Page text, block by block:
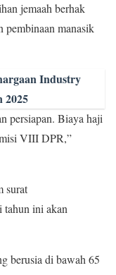
jemaah berhak
pembinaan manasik
Industry
2025
persiapan. Biaya haji
VIII DPR,”
surat
tahun ini akan
berusia di bawah 65